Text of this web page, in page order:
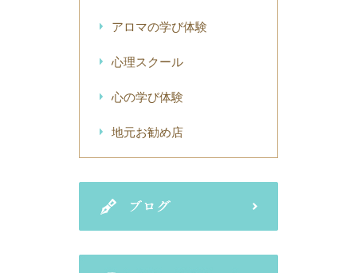
アロマの学び体験
心理スクール
心の学び体験
地元お勧め店